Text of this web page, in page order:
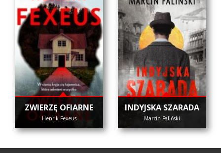
ZWIERZĘ OFIARNE
Henrik Fexeus
INDYJSKA SZARADA
Marcin Faliński